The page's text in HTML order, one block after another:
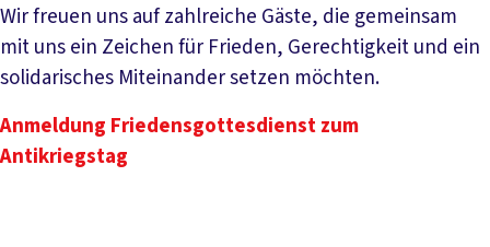
Wir freuen uns auf zahlreiche Gäste, die gemeinsam
mit uns ein Zeichen für Frieden, Gerechtigkeit und ein
solidarisches Miteinander setzen möchten.
Anmeldung Friedensgottesdienst zum
Antikriegstag